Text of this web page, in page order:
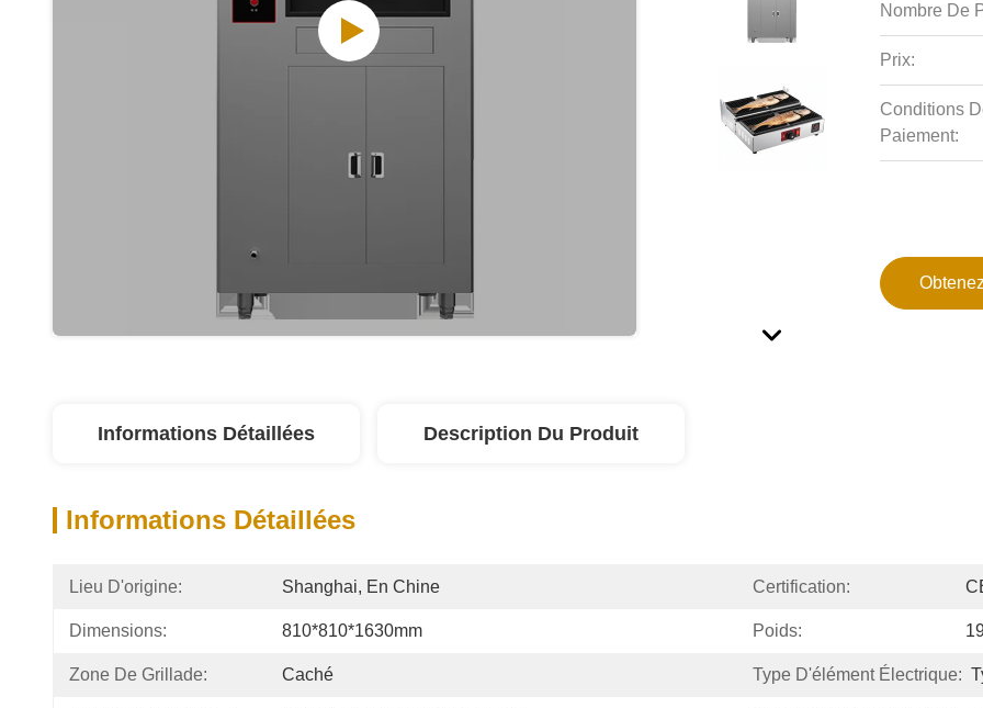
Nombre De
Prix:
Conditions
Paiement:
Informations Détaillées Description Du Produit
Informations Détaillées
Lieu D'origine: Shanghai, En Chine Certification:
Dimensions: 810*810*1630mm Poids:
Zone De Grillade: Caché Type D'élément Électrique: